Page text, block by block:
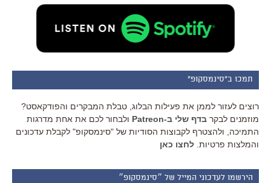
תמכו ב"סינמסקופ"
רוצים לעזור לממן את פעילות הבלוג, טבלת המבקרים והפודקאסט?
מוזמנים לבקר בדף שלי ב-Patreon
ולבחור לכם את אחת מדרגות
התמיכה, ולהצטרף לקבוצות הסודיות של "סינמסקופ" לקבלת עדכונים
והמלצות פרטיות. לחצו כאן
הירשמו לעדכוני המייל של ״סינמסקופ״